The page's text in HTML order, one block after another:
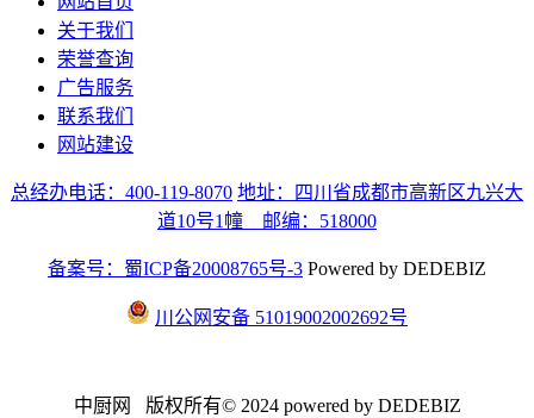
关于我们
荣誉查询
广告服务
联系我们
网站建设
总经办电话：400-119-8070 地址：四川省成都市高新区九兴大
道10号1幢 邮编：518000
备案号：蜀ICP备20008765号-3 Powered by DEDEBIZ
川公网安备 51019002002692号
中厨网 版权所有© 2024 powered by DEDEBIZ